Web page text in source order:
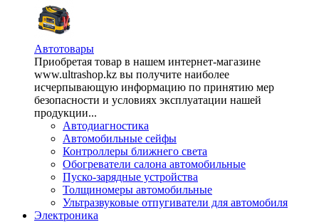
Автотовары
Приобретая товар в нашем интернет-магазине
www.ultrashop.kz вы получите наиболее
исчерпывающую информацию по принятию мер
безопасности и условиях эксплуатации нашей
продукции...
Автодиагностика
Автомобильные сейфы
Контроллеры ближнего света
Обогреватели салона автомобильные
Пуско-зарядные устройства
Толщиномеры автомобильные
Ультразвуковые отпугиватели для автомобиля
Электроника